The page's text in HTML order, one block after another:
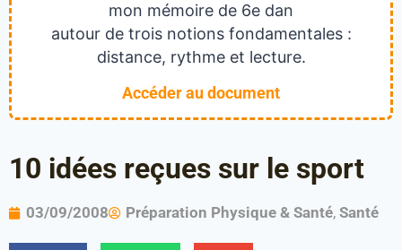
mon mémoire de 6e dan
autour de trois notions fondamentales :
distance, rythme et lecture.
Accéder au document
10 idées reçues sur le sport
03/09/2008 Préparation Physique & Santé, Santé